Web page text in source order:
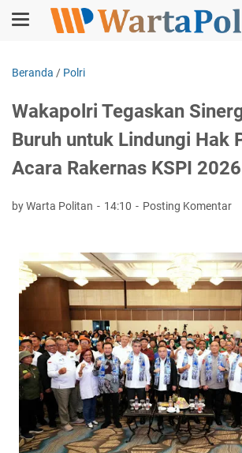
Beranda / Polri
Wakapolri Tegaskan
Buruh untuk Lindungi Hak
Acara Rakernas KSPI 2026
by Warta Politan 14:10 Posting Komentar